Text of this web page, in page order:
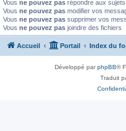
Vous ne pouvez pas répondre aux sujets
Vous ne pouvez pas modifier vos
Vous ne pouvez pas supprimer vos
Vous ne pouvez pas joindre des fichiers
Accueil Portail Index du
Développé parphpBB®
Traduit